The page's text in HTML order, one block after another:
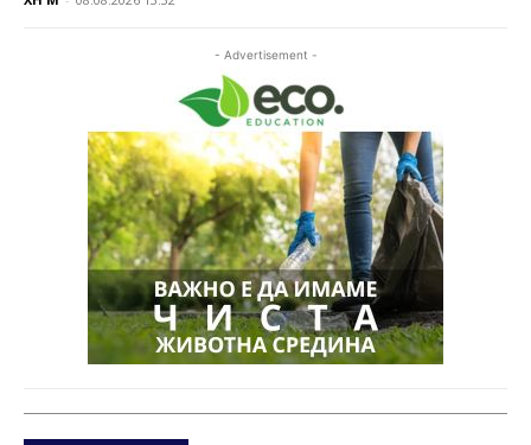
- Advertisement -